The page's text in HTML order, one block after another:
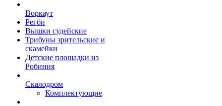
Воркаут
Регби
Вышки судейские
Трибуны зрительские и
скамейки
Детские площадки из
Робиния
Скалодром
Комплектующие